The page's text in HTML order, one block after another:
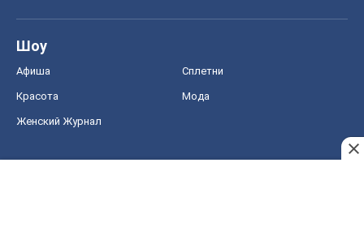
Шоу
Афиша Сплетни
Красота Мода
Женский Журнал